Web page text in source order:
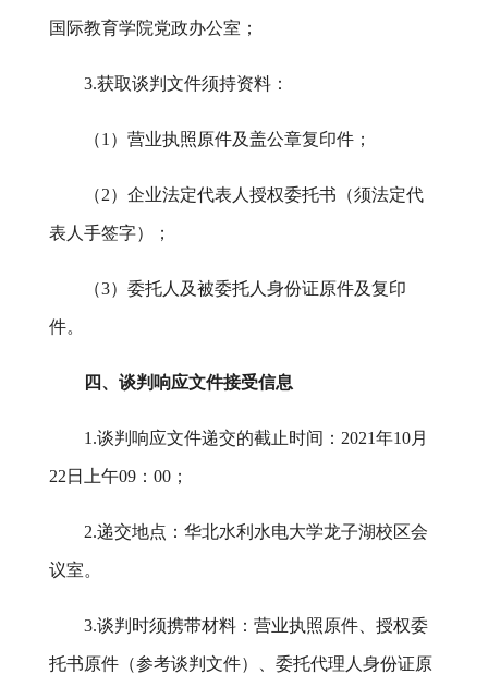
国际教育学院党政办公室 ；
3.获取谈判文件须持资料：
（1）营业执照原件及盖公章复印件；
（2）企业法定代表人授权委托书（须法定代
表人手签字）；
（3）委托人及被委托人身份证原件及复印
件。
四、谈判响应文件接受信息
1.谈判响应文件递交的截止时间：2021年10月
22日上午09 ： 00 ；
2.递交地点：华北水利水电大学龙子湖校区会
议室。
3.谈判时须携带材料：营业执照原件、授权委
托书原件（参考谈判文件）、委托代理人身份证原